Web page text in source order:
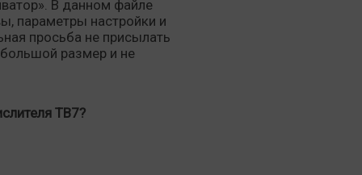
В данном файле
параметры настройки и
просьба не присылать
размер и не
ТВ7?